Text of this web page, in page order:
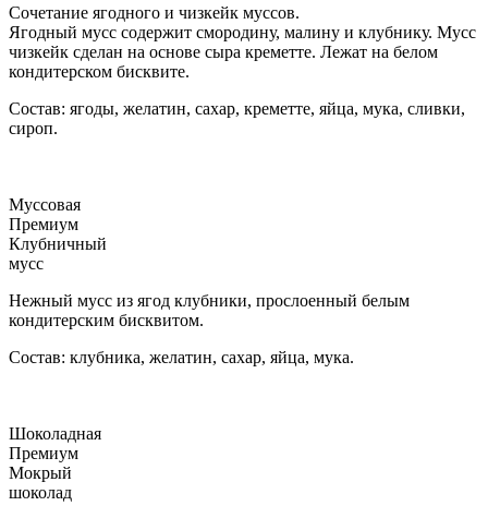
Сочетание ягодного и чизкейк муссов.
Ягодный мусс содержит смородину, малину и клубнику. Мусс
чизкейк сделан на основе сыра креметте. Лежат на белом
кондитерском бисквите.
Состав: ягоды, желатин, сахар, креметте, яйца, мука, сливки,
сироп.
Муссовая
Премиум
Клубничный
мусс
Нежный мусс из ягод клубники, прослоенный белым
кондитерским бисквитом.
Состав: клубника, желатин, сахар, яйца, мука.
Шоколадная
Премиум
Мокрый
шоколад